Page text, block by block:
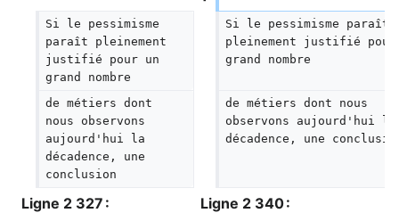
Si le pessimisme
paraît pleinement
justifié pour un
grand nombre
Si le pessimisme paraît
pleinement justifié
grand nombre
de métiers dont
nous observons
aujourd'hui la
décadence, une
conclusion
de métiers dont nous
observons aujourd'hui
décadence, une
Ligne 2 327 : Ligne 2 340 :